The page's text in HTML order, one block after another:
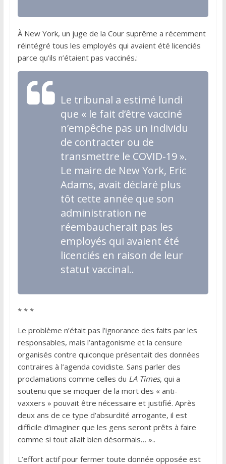
À New York, un juge de la Cour suprême a récemment
réintégré tous les employés qui avaient été licenciés
parce qu’ils n’étaient pas vaccinés.:
Le tribunal a estimé lundi
que « le fait d’être vacciné
n’empêche pas un individu
de contracter ou de
transmettre le COVID-19 ».
Le maire de New York, Eric
Adams, avait déclaré plus
tôt cette année que son
administration ne
réembaucherait pas les
employés qui avaient été
licenciés en raison de leur
statut vaccinal..
* * *
Le problème n’était pas l’ignorance des faits par les
responsables, mais l’antagonisme et la censure
organisés contre quiconque présentait des données
contraires à l’agenda covidiste. Sans parler des
proclamations comme celles du LA Times, qui a
soutenu que se moquer de la mort des « anti-
vaxxers » pouvait être nécessaire et justifié. Après
deux ans de ce type d’absurdité arrogante, il est
difficile d’imaginer que les gens seront prêts à faire
comme si tout allait bien désormais… »..
L’effort actif pour fermer toute donnée opposée est